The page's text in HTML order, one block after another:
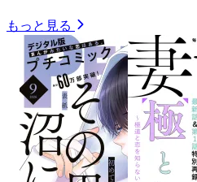
もっと見る